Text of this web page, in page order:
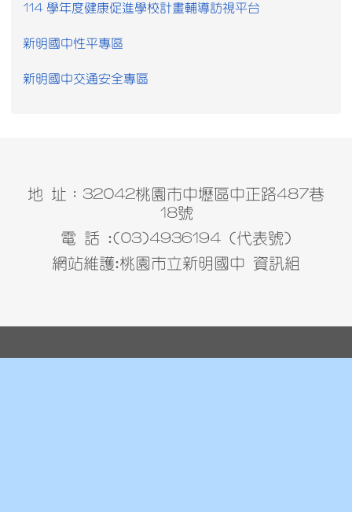
114 學年度健康促進學校計畫輔導訪視平台
新明國中性平專區
新明國中交通安全專區
地 址：32042桃園市中壢區中正路487巷
18號
電 話 :(03)4936194 (代表號)
網站維護:桃園市立新明國中 資訊組